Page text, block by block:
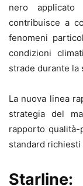
nero applicato
contribuisce a
fenomeni
condizioni
strade durante la
La nuova linea
strategia del
rapporto
standard